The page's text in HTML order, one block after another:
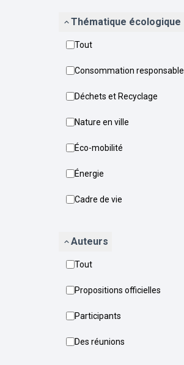
Thématique écologique
Tout
Consommation responsable
Déchets et Recyclage
Nature en ville
Éco-mobilité
Énergie
Cadre de vie
Auteurs
Tout
Propositions officielles
Participants
Des réunions